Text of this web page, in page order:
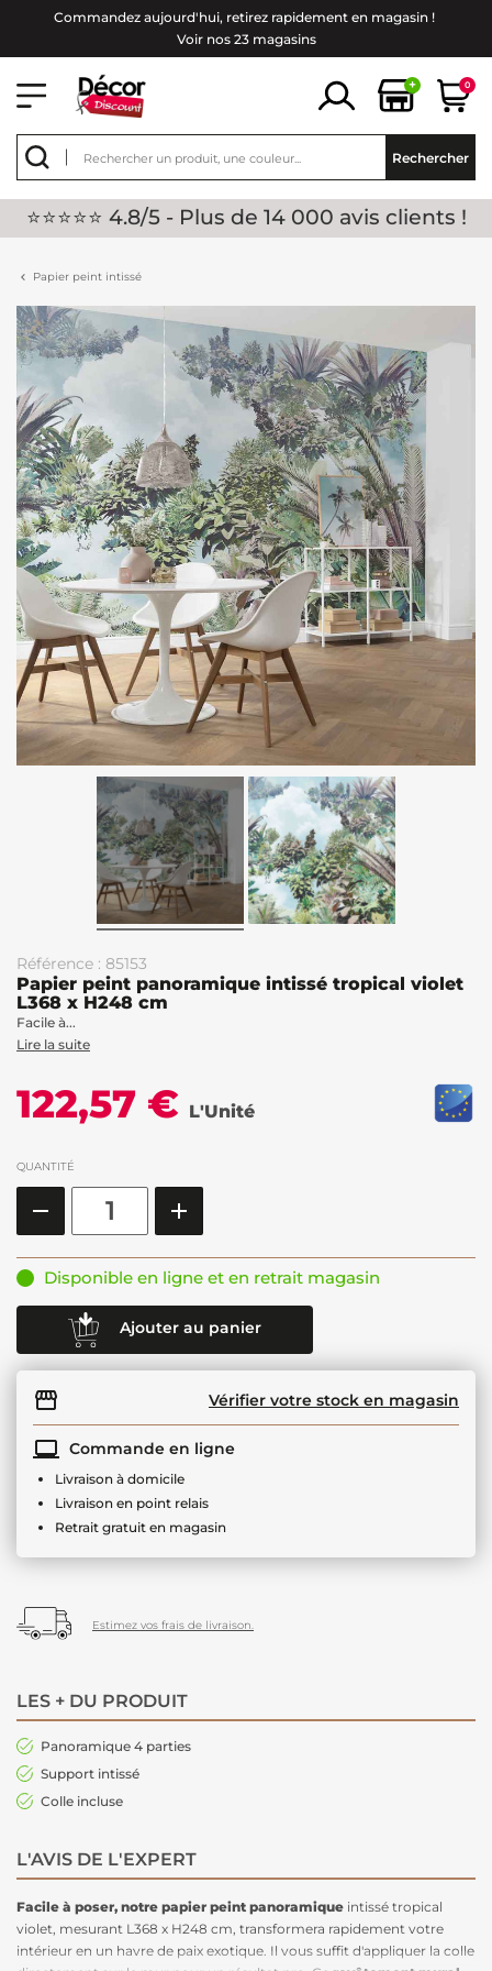
Commandez aujourd'hui, retirez rapidement en magasin !
Voir nos 23 magasins
+ 0
Rechercher
⭐⭐⭐⭐⭐ 4.8/5 - Plus de 14 000 avis clients !
Papier peint intissé
Référence : 85153
Papier peint panoramique intissé tropical violet
L368 x H248 cm
Facile à...
Lire la suite
122,57 € L'Unité
QUANTITÉ
Disponible en ligne et en retrait magasin
Ajouter au panier
Vérifier votre stock en magasin
Commande en ligne
Livraison à domicile
Livraison en point relais
Retrait gratuit en magasin
Estimez vos frais de livraison.
LES + DU PRODUIT
Panoramique 4 parties
Support intissé
Colle incluse
L'AVIS DE L'EXPERT
Facile à poser, notre papier peint panoramique intissé tropical
violet, mesurant L368 x H248 cm, transformera rapidement votre
intérieur en un havre de paix exotique. Il vous suffit d'appliquer la colle